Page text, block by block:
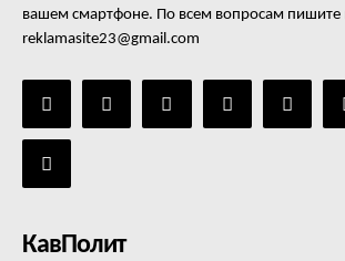
вашем смартфоне. По всем вопросам пишите
reklamasite23@gmail.com
КавПолит